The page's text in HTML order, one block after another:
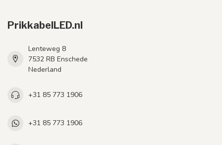
PrikkabelLED.nl
Lenteweg 8
7532 RB Enschede
Nederland
+31 85 773 1906
+31 85 773 1906